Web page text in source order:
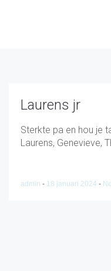
Laurens jr
Sterkte pa en hou je
Laurens, Genevieve,
admin - 18 januari 2024 -